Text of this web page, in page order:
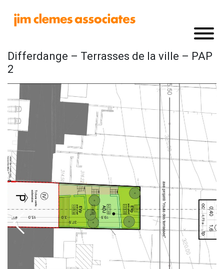
Differdange – Terrasses de la ville – PAP
2